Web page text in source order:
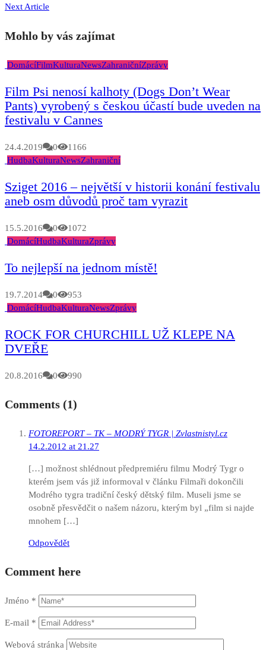
Next Article
Mohlo by vás zajímat
DomácíFilmKulturaNewsZahraničníZprávy
Film Psi nenosí kalhoty (Dogs Don’t Wear
Pants) vyrobený s českou účastí bude uveden na
festivalu v Cannes
24.4.2019 0
1166
HudbaKulturaNewsZahraniční
Sziget 2016 – největší v historii konání festivalu
aneb osm důvodů proč tam vyrazit
15.5.2016 0
1072
DomácíHudbaKulturaZprávy
To nejlepší na jednom místě!
19.7.2014 0
953
DomácíHudbaKulturaNewsZprávy
ROCK FOR CHURCHILL UŽ KLEPE NA
DVEŘE
20.8.2016 0 990
Comments (1)
FOTOREPORT – TK – MODRÝ TYGR | Zvlastnistyl.cz
14.2.2012 at 21.27
[…] možnost shlédnout předpremiéru filmu Modrý Tygr o
kterém jsem vás již informoval v článku Filmaři dokončili
Modrého tygra tradiční český dětský film. Museli jsme se
osobně přesvědčit o našem názoru, kterým byl „film si najde
mnohem […]
Odpovědět
Comment here
Jméno *
E-mail *
Webová stránka